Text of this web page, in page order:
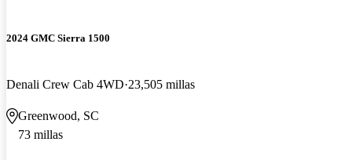
2024 GMC Sierra 1500
Denali Crew Cab 4WD 23,505 millas
Greenwood, SC
73 millas